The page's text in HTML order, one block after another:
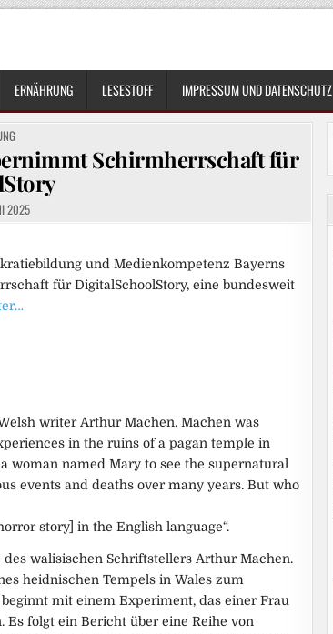
ERNÄHRUNG LESESTOFF IMPRESSUM UND DATENSCHUTZ
Schirmherrschaft für
2025
und Medienkompetenz Bayerns
für DigitalSchoolStory, eine bundesweit
writer Arthur Machen. Machen was
in the ruins of a pagan temple in
woman named Mary to see the supernatural
events and deaths over many years. But who
story] in the English language“.
walisischen Schriftstellers Arthur Machen.
heidnischen Tempels in Wales zum
mit einem Experiment, das einer Frau
folgt ein Bericht über eine Reihe von